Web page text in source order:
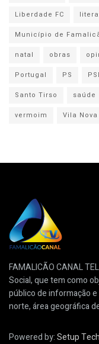
Liberdade FC
Município de
natal
obras
Portugal
PS
Santo Tirso
saúde
vermoim
Vila
FAMALICÃO CANAL
Social, que tem como
público de informação
norte, área geográfica
Powered by:Setup Tech